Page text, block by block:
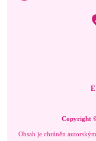
Copyright
Obsah je chráněn